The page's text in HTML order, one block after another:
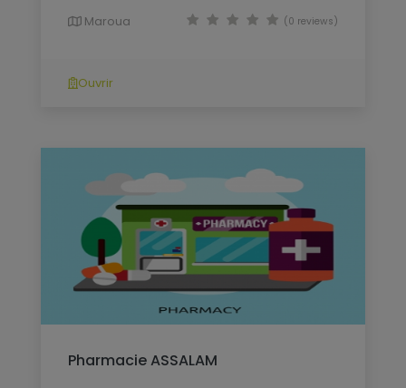
Maroua (0 reviews)
Ouvrir
Pharmacie ASSALAM